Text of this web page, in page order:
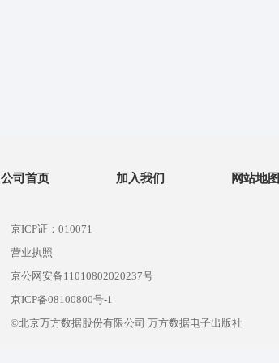
公司首页 加入我们 网站地图
京ICP证：010071
营业执照
京公网安备11010802020237号
京ICP备08100800号-1
©北京万方数据股份有限公司 万方数据电子出版社